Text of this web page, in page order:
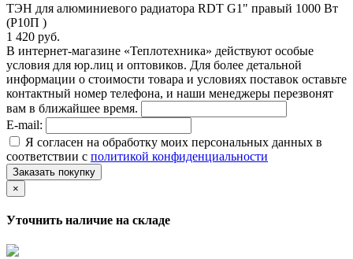
ТЭН для алюминиевого радиатора RDT G1" правый 1000 Вт
(Р10П )
1 420 руб.
В интернет-магазине «Теплотехника» действуют особые
условия для юр.лиц и оптовиков. Для более детальной
информации о стоимости товара и условиях поставок оставьте
контактный номер телефона, и наши менеджеры перезвонят
вам в ближайшее время.
E-mail:
Я согласен на обработку моих персональных данных в
соответствии с политикой конфиденциальности
Заказать покупку
×
Уточнить наличие на складе